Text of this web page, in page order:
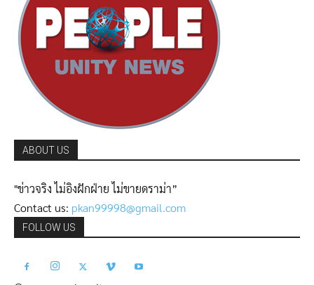
ABOUT US
"ข่าวจริง ไม่อิงฝักฝ่าย ไม่ขายดราม่า”
Contact us: pkan99998@gmail.com
FOLLOW US